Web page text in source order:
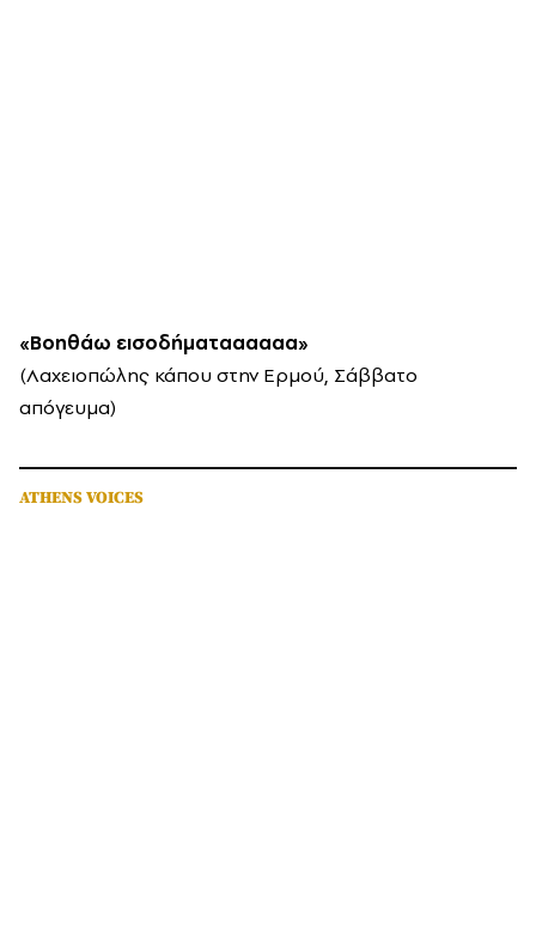
«Βοηθάω εισοδήματαααααα»
(Λαχειοπώλης κάπου στην Ερμού, Σάββατο
απόγευμα)
ATHENS VOICES